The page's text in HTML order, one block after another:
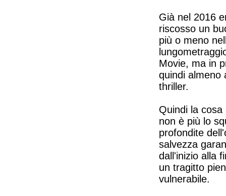
Già nel 2016
riscosso un
più o meno
Movie, ma in
quindi almeno
thriller.
Quindi la
non è più lo
profondite
salvezza
dall'inizio alla
un tragitto
vulnerabile.